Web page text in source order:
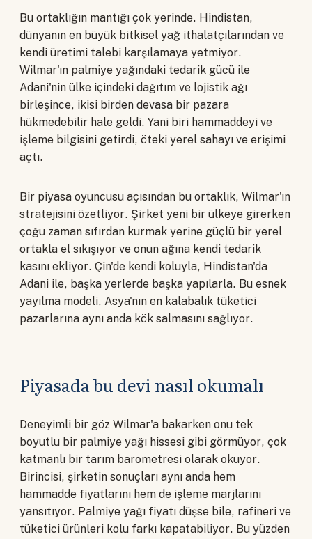
Bu ortaklığın mantığı çok yerinde. Hindistan,
dünyanın en büyük bitkisel yağ ithalatçılarından ve
kendi üretimi talebi karşılamaya yetmiyor.
Wilmar'ın palmiye yağındaki tedarik gücü ile
Adani'nin ülke içindeki dağıtım ve lojistik ağı
birleşince, ikisi birden devasa bir pazara
hükmedebilir hale geldi. Yani biri hammaddeyi ve
işleme bilgisini getirdi, öteki yerel sahayı ve erişimi
açtı.
Bir piyasa oyuncusu açısından bu ortaklık, Wilmar'ın
stratejisini özetliyor. Şirket yeni bir ülkeye girerken
çoğu zaman sıfırdan kurmak yerine güçlü bir yerel
ortakla el sıkışıyor ve onun ağına kendi tedarik
kasını ekliyor. Çin'de kendi koluyla, Hindistan'da
Adani ile, başka yerlerde başka yapılarla. Bu esnek
yayılma modeli, Asya'nın en kalabalık tüketici
pazarlarına aynı anda kök salmasını sağlıyor.
Piyasada bu devi nasıl okumalı
Deneyimli bir göz Wilmar'a bakarken onu tek
boyutlu bir palmiye yağı hissesi gibi görmüyor, çok
katmanlı bir tarım barometresi olarak okuyor.
Birincisi, şirketin sonuçları aynı anda hem
hammadde fiyatlarını hem de işleme marjlarını
yansıtıyor. Palmiye yağı fiyatı düşse bile, rafineri ve
tüketici ürünleri kolu farkı kapatabiliyor. Bu yüzden